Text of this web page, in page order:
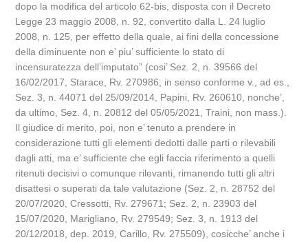
dopo la modifica del articolo 62-bis, disposta con il Decreto
Legge 23 maggio 2008, n. 92, convertito dalla L. 24 luglio
2008, n. 125, per effetto della quale, ai fini della concessione
della diminuente non e’ piu’ sufficiente lo stato di
incensuratezza dell’imputato” (cosi’ Sez. 2, n. 39566 del
16/02/2017, Starace, Rv. 270986; in senso conforme v., ad es.,
Sez. 3, n. 44071 del 25/09/2014, Papini, Rv. 260610, nonche’,
da ultimo, Sez. 4, n. 20812 del 05/05/2021, Traini, non mass.).
Il giudice di merito, poi, non e’ tenuto a prendere in
considerazione tutti gli elementi dedotti dalle parti o rilevabili
dagli atti, ma e’ sufficiente che egli faccia riferimento a quelli
ritenuti decisivi o comunque rilevanti, rimanendo tutti gli altri
disattesi o superati da tale valutazione (Sez. 2, n. 28752 del
20/07/2020, Cressotti, Rv. 279671; Sez. 2, n. 23903 del
15/07/2020, Marigliano, Rv. 279549; Sez. 3, n. 1913 del
20/12/2018, dep. 2019, Carillo, Rv. 275509), cosicche’ anche i